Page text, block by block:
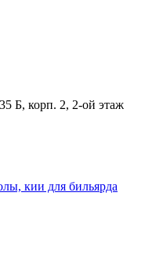
Б, корп. 2, 2-ой этаж